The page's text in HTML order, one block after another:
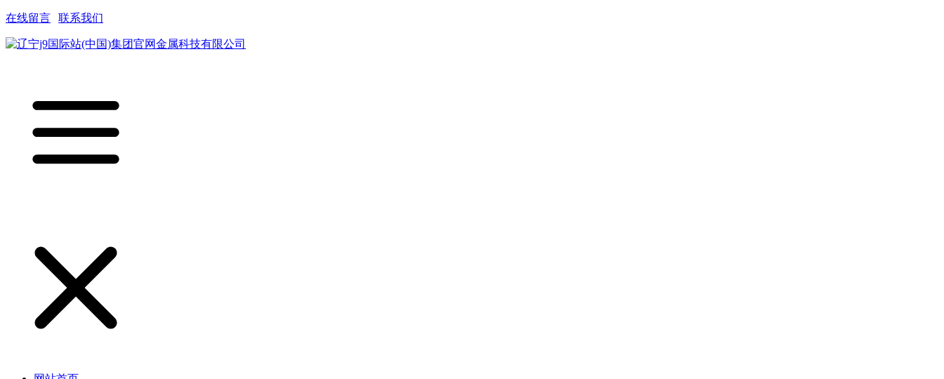
在线留言 联系我们